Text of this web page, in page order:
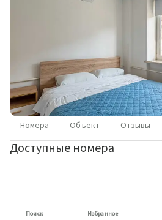
Номера Объект Отзывы
Доступные номера
Поиск Избранное